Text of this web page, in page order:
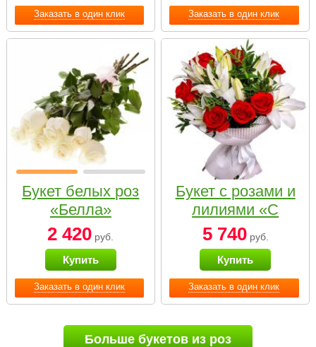
Заказать в один клик Заказать в один клик
Заказать в один клик
Букет белых роз
«Белла»
2 420 руб.
Купить
Заказать в один клик
Букет с розами и
лилиями «С
наилучшими
пожеланиями»
5 740руб.
Купить
Больше букетов из роз